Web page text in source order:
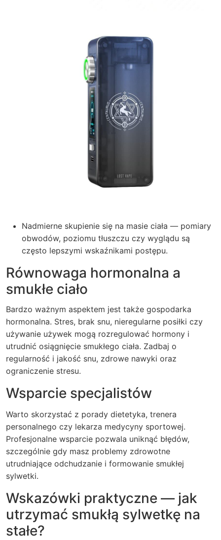
Nadmierne skupienie się na masie ciała — pomiary
obwodów, poziomu tłuszczu czy wyglądu są
często lepszymi wskaźnikami postępu.
Równowaga hormonalna a
smukłe ciało
Bardzo ważnym aspektem jest także gospodarka
hormonalna. Stres, brak snu, nieregularne posiłki czy
używanie używek mogą rozregulować hormony i
utrudnić osiągnięcie smukłego ciała. Zadbaj o
regularność i jakość snu, zdrowe nawyki oraz
ograniczenie stresu.
Wsparcie specjalistów
Warto skorzystać z porady dietetyka, trenera
personalnego czy lekarza medycyny sportowej.
Profesjonalne wsparcie pozwala uniknąć błędów,
szczególnie gdy masz problemy zdrowotne
utrudniające odchudzanie i formowanie smukłej
sylwetki.
Wskazówki praktyczne — jak
utrzymać smukłą sylwetkę na
stałe?